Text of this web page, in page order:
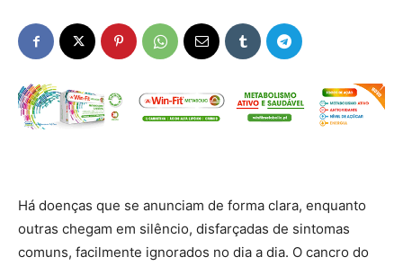
Há doenças que se anunciam de forma clara, enquanto
outras chegam em silêncio, disfarçadas de sintomas
comuns, facilmente ignorados no dia a dia. O cancro do